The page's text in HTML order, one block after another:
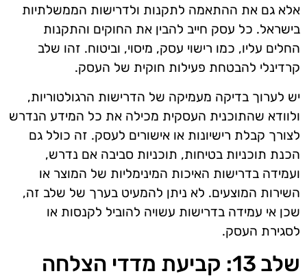
אלא גם את ההתאמה לתקנות ולדרישות הממשלתיות
בישראל. כל עסק חייב להבין את החוקים והתקנות
החלים עליו, כמו רישוי עסק, מיסוי, וביטוח. זהו שלב
קרדינלי להבטחת פעילות חוקית של העסק.
יש לערוך בדיקה מעמיקה של הדרישות הרגולטוריות,
ולוודא שהתוכנית העסקית מכילה את כל המידע הנדרש
לצורך קבלת רישיונות או אישורים לעסק. זה כולל גם
הכנת תוכניות בטיחות, תוכניות סביבה אם נדרש,
ועמידה בדרישות האיכות המינימליות של המוצר או
השירות המוצעים. לא ניתן להמעיט בערך של שלב זה,
שכן אי עמידה בדרישות עשויה להוביל לקנסות או
לסגירת העסק.
שלב 13: קביעת מדדי הצלחה